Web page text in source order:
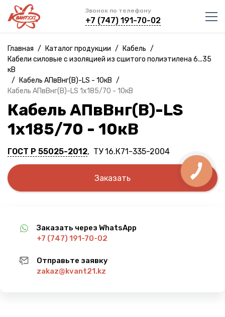
Звонок по телефону
+7 (747) 191-70-02
Главная / Каталог продукции / Кабель /
Кабели силовые с изоляцией из сшитого полиэтилена 6...35
кВ
/
Кабель АПвВнг(B)-LS - 10кВ /
Кабель АПвВнг(B)-LS 1х185/70 - 10кВ
Кабель АПвВнг(B)-LS
1х185/70 - 10кВ
ГОСТ Р 55025-2012, ТУ 16.К71-335-2004
Заказать
Заказать через WhatsApp
+7 (747) 191-70-02
Отправьте заявку
zakaz@kvant21.kz